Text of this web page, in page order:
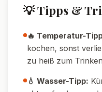
💡 Tipps &
🔥 Temperatur-
kochen, sonst
zu heiß zum
💧 Wasser-Tipp: